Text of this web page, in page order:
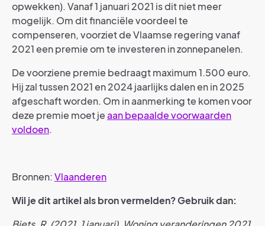
opwekken). Vanaf 1 januari 2021 is dit niet meer
mogelijk. Om dit financiële voordeel te
compenseren, voorziet de Vlaamse regering vanaf
2021 een premie om te investeren in zonnepanelen.
De voorziene premie bedraagt maximum 1.500 euro.
Hij zal tussen 2021 en 2024 jaarlijks dalen en in 2025
afgeschaft worden. Om in aanmerking te komen voor
deze premie moet jeaan bepaalde voorwaarden
voldoen.
Bronnen:Vlaanderen
Wil je dit artikel als bron vermelden? Gebruik dan: